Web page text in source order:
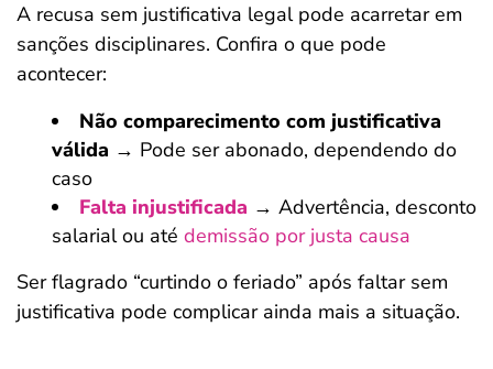
A recusa sem justificativa legal pode acarretar em
sanções disciplinares. Confira o que pode
acontecer:
Não comparecimento com justificativa
válida → Pode ser abonado, dependendo do
caso
Falta injustificada → Advertência, desconto
salarial ou até demissão por justa causa
Ser flagrado “curtindo o feriado” após faltar sem
justificativa pode complicar ainda mais a situação.